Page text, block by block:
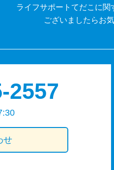
ライフサポートてだこに
ございましたらお
2557
せ